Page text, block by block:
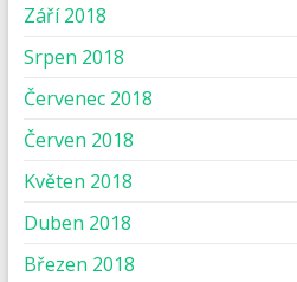
Září 2018
Srpen 2018
Červenec 2018
Červen 2018
Květen 2018
Duben 2018
Březen 2018